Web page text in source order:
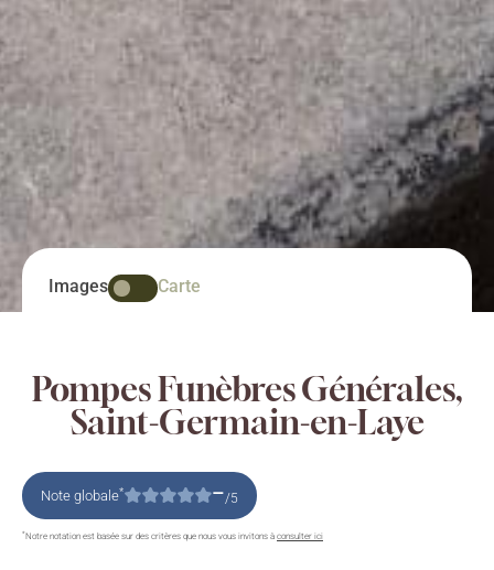
Images Carte
Pompes Funèbres Générales,
Saint-Germain-en-Laye
Note globale* –/5
*Notre notation est basée sur des critères que nous vous invitons à consulter ici